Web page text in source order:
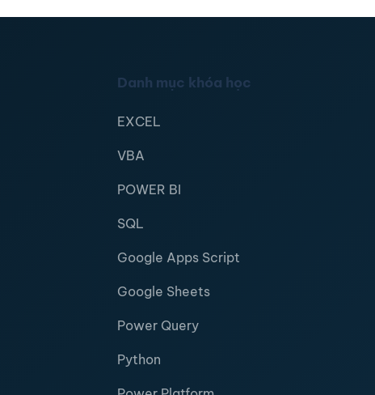
Danh mục khóa học
EXCEL
VBA
POWER BI
SQL
Google Apps Script
Google Sheets
Power Query
Python